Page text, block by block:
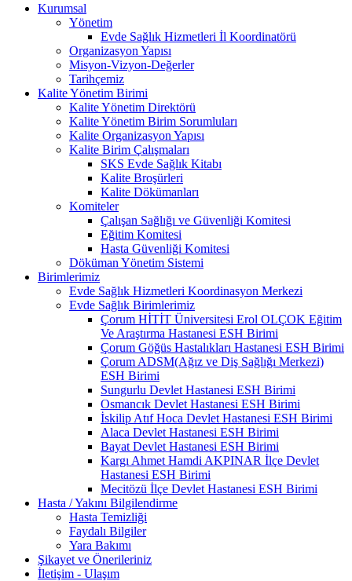
Kurumsal
Yönetim
Evde Sağlık Hizmetleri İl Koordinatörü
Organizasyon Yapısı
Misyon-Vizyon-Değerler
Tarihçemiz
Kalite Yönetim Birimi
Kalite Yönetim Direktörü
Kalite Yönetim Birim Sorumluları
Kalite Organizasyon Yapısı
Kalite Birim Çalışmaları
SKS Evde Sağlık Kitabı
Kalite Broşürleri
Kalite Dökümanları
Komiteler
Çalışan Sağlığı ve Güvenliği Komitesi
Eğitim Komitesi
Hasta Güvenliği Komitesi
Döküman Yönetim Sistemi
Birimlerimiz
Evde Sağlık Hizmetleri Koordinasyon Merkezi
Evde Sağlık Birimlerimiz
Çorum HİTİT Üniversitesi Erol OLÇOK Eğitim
Ve Araştırma Hastanesi ESH Birimi
Çorum Göğüs Hastalıkları Hastanesi ESH Birimi
Çorum ADSM(Ağız ve Diş Sağlığı Merkezi)
ESH Birimi
Sungurlu Devlet Hastanesi ESH Birimi
Osmancık Devlet Hastanesi ESH Birimi
İskilip Atıf Hoca Devlet Hastanesi ESH Birimi
Alaca Devlet Hastanesi ESH Birimi
Bayat Devlet Hastanesi ESH Birimi
Kargı Ahmet Hamdi AKPINAR İlçe Devlet
Hastanesi ESH Birimi
Mecitözü İlçe Devlet Hastanesi ESH Birimi
Hasta / Yakını Bilgilendirme
Hasta Temizliği
Faydalı Bilgiler
Yara Bakımı
Şikayet ve Önerileriniz
İletişim - Ulaşım